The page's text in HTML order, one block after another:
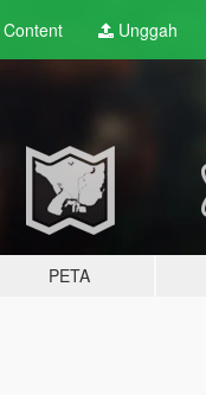
Content Unggah
PETA